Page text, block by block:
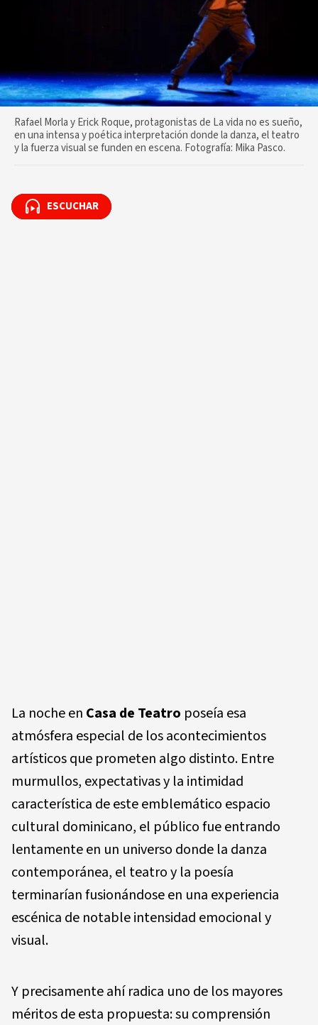
Rafael Morla y Erick Roque, protagonistas de La vida no es sueño,
en una intensa y poética interpretación donde la danza, el teatro
y la fuerza visual se funden en escena. Fotografía: Mika Pasco.
ESCUCHAR
ESCUCHAR
La noche en Casa de Teatro poseía esa
atmósfera especial de los acontecimientos
artísticos que prometen algo distinto. Entre
murmullos, expectativas y la intimidad
característica de este emblemático espacio
cultural dominicano, el público fue entrando
lentamente en un universo donde la danza
contemporánea, el teatro y la poesía
terminarían fusionándose en una experiencia
escénica de notable intensidad emocional y
visual.
Y precisamente ahí radica uno de los mayores
méritos de esta propuesta: su comprensión